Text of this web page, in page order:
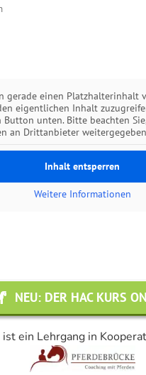
gerade einen Platzhalterinhalt
eigentlichen Inhalt
Button unten. Bitte beachten
an Drittanbieter
Inhalt entsperren
Weitere Informationen
NEU: DER HAC KURS
ist ein Lehrgang in